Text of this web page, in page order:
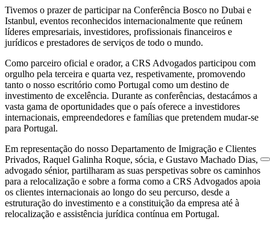
Tivemos o prazer de participar na Conferência Bosco no Dubai e
Istanbul, eventos reconhecidos internacionalmente que reúnem
líderes empresariais, investidores, profissionais financeiros e
jurídicos e prestadores de serviços de todo o mundo.
Como parceiro oficial e orador, a CRS Advogados participou com
orgulho pela terceira e quarta vez, respetivamente, promovendo
tanto o nosso escritório como Portugal como um destino de
investimento de excelência. Durante as conferências, destacámos a
vasta gama de oportunidades que o país oferece a investidores
internacionais, empreendedores e famílias que pretendem mudar-se
para Portugal.
Em representação do nosso Departamento de Imigração e Clientes
Privados, Raquel Galinha Roque, sócia, e Gustavo Machado Dias,
advogado sénior, partilharam as suas perspetivas sobre os caminhos
para a relocalização e sobre a forma como a CRS Advogados apoia
os clientes internacionais ao longo do seu percurso, desde a
estruturação do investimento e a constituição da empresa até à
relocalização e assistência jurídica contínua em Portugal.